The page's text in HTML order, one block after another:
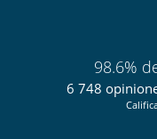
98.6%
6 748